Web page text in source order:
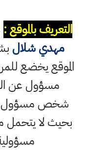
التعريف بالموقع :
مهدي شلال
الموقع يخضع
مسؤول عن
شخص مسؤول عن
بحيث لا يتحمل